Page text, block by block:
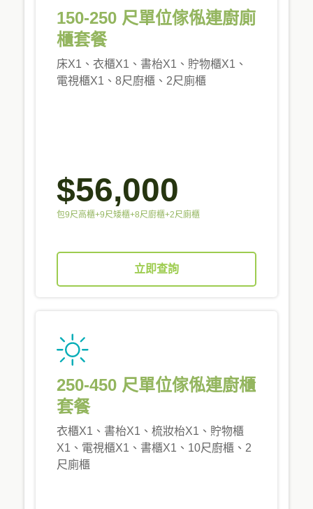
150-250 尺單位傢俬連廚廁
櫃套餐
床X1、衣櫃X1、書枱X1、貯物櫃X1、
電視櫃X1、8尺廚櫃、2尺廁櫃
$56,000
包9尺高櫃+9尺矮櫃+8尺廚櫃+2尺廁櫃
立即查詢
250-450 尺單位傢俬連廚櫃
套餐
衣櫃X1、書枱X1、梳妝枱X1、貯物櫃
X1、電視櫃X1、書櫃X1、10尺廚櫃、2
尺廁櫃